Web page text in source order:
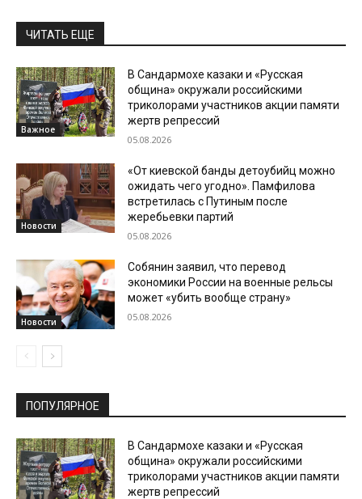
ЧИТАТЬ ЕЩЕ
Важное
В Сандармохе казаки и «Русская
община» окружали российскими
триколорами участников акции памяти
жертв репрессий
05.08.2026
Новости
«От киевской банды детоубийц можно
ожидать чего угодно». Памфилова
встретилась с Путиным после
жеребьевки партий
05.08.2026
Новости
Собянин заявил, что перевод
экономики России на военные рельсы
может «убить вообще страну»
05.08.2026
ПОПУЛЯРНОЕ
В Сандармохе казаки и «Русская
община» окружали российскими
триколорами участников акции памяти
жертв репрессий